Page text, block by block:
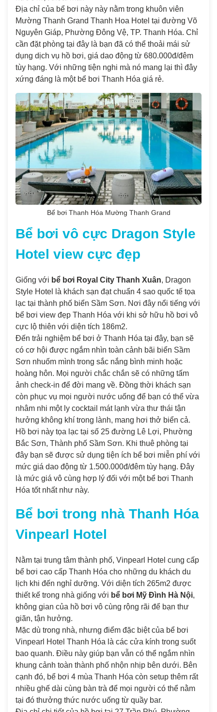
Địa chỉ của bể bơi này này nằm trong khuôn viên
Mường Thanh Grand Thanh Hoa Hotel tại đường Võ
Nguyên Giáp, Phường Đông Vệ, TP. Thanh Hóa. Chỉ
cần đặt phòng tại đây là bạn đã có thể thoải mái sử
dụng dịch vụ hồ bơi, giá dao động từ 680.000đ/đêm
tùy hạng. Với những tiện nghi mà nó mang lại thì đây
xứng đáng là một bể bơi Thanh Hóa giá rẻ.
Bể bơi Thanh Hóa Mường Thanh Grand
Bể bơi vô cực Dragon Style
Hotel view cực đẹp
Giống với bể bơi Royal City Thanh Xuân, Dragon
Style Hotel là khách sạn đạt chuẩn 4 sao quốc tế tọa
lạc tại thành phố biển Sầm Sơn. Nơi đây nổi tiếng với
bể bơi view đẹp Thanh Hóa với khi sở hữu hồ bơi vô
cực lộ thiên với diện tích 186m2.
Đến trải nghiệm bể bơi ở Thanh Hóa tại đây, bạn sẽ
có cơ hội được ngắm nhìn toàn cảnh bãi biển Sầm
Sơn nhuốm mình trong sắc nắng bình minh hoặc
hoàng hôn. Mọi người chắc chắn sẽ có những tấm
ảnh check-in để đời mang về. Đồng thời khách sạn
còn phục vụ mọi người nước uống để bạn có thể vừa
nhâm nhi một ly cocktail mát lạnh vừa thư thái tận
hưởng không khí trong lành, mang hơi thở biển cả.
Hồ bơi này tọa lạc tại số 25 đường Lê Lợi, Phường
Bắc Sơn, Thành phố Sầm Sơn. Khi thuê phòng tại
đây bạn sẽ được sử dụng tiện ích bể bơi miễn phí với
mức giá dao động từ 1.500.000đ/đêm tùy hạng. Đây
là mức giá vô cùng hợp lý đối với một bể bơi Thanh
Hóa tốt nhất như này.
Bể bơi trong nhà Thanh Hóa
Vinpearl Hotel
Nằm tại trung tâm thành phố, Vinpearl Hotel cung cấp
bể bơi cao cấp Thanh Hóa cho những du khách du
lịch khi đến nghỉ dưỡng. Với diện tích 265m2 được
thiết kế trong nhà giống với bể bơi Mỹ Đình Hà Nội,
không gian của hồ bơi vô cùng rộng rãi để bạn thư
giãn, tận hưởng.
Mặc dù trong nhà, nhưng điểm đặc biệt của bể bơi
Vinpearl Hotel Thanh Hóa là các cửa kính trong suốt
bao quanh. Điều này giúp bạn vẫn có thể ngắm nhìn
khung cảnh toàn thành phố nhộn nhịp bên dưới. Bên
cạnh đó, bể bơi 4 mùa Thanh Hóa còn setup thêm rất
nhiều ghế dài cùng bàn trà để mọi người có thể nằm
tại đó thưởng thức nước uống từ quầy bar.